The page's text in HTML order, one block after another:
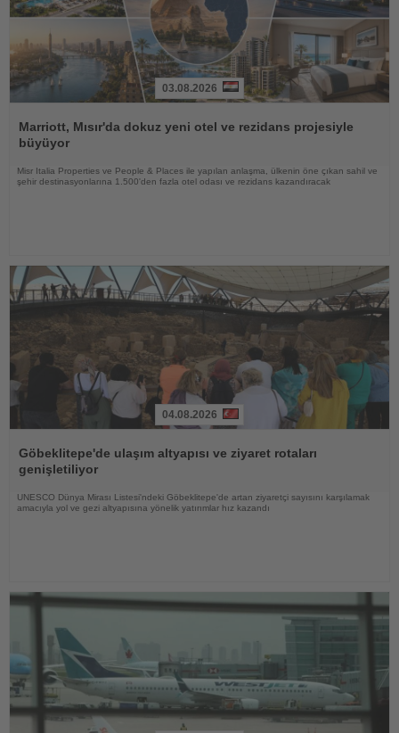
Oku
03.08.2026
Marriott, Mısır'da dokuz yeni otel ve rezidans projesiyle
büyüyor
Misr Italia Properties ve People & Places ile yapılan anlaşma, ülkenin öne çıkan sahil ve
şehir destinasyonlarına 1.500'den fazla otel odası ve rezidans kazandıracak
Oku
04.08.2026
Göbeklitepe'de ulaşım altyapısı ve ziyaret rotaları
genişletiliyor
UNESCO Dünya Mirası Listesi'ndeki Göbeklitepe'de artan ziyaretçi sayısını karşılamak
amacıyla yol ve gezi altyapısına yönelik yatırımlar hız kazandı